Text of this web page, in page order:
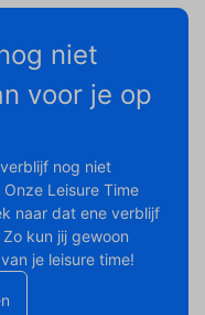
niet
voor je op
nog niet
Leisure Time
naar dat ene verblijf
kun jij gewoon
je leisure time!